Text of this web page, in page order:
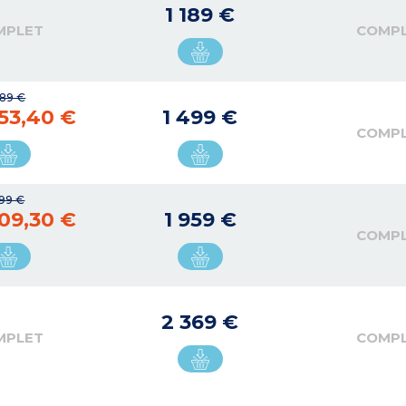
1 189 €
€
€ 1 499 €
€
€ 1 959 €
2 369 €